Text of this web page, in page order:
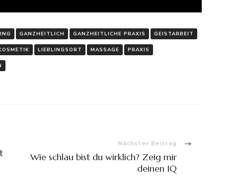
GANZHEITLICH GANZHEITLICHE PRAXIS GEISTARBEIT
LIEBLINGSORT MASSAGE PRAXIS
Nächster Beitrag
Wie schlau bist du wirklich? Zeig mir
deinen IQ